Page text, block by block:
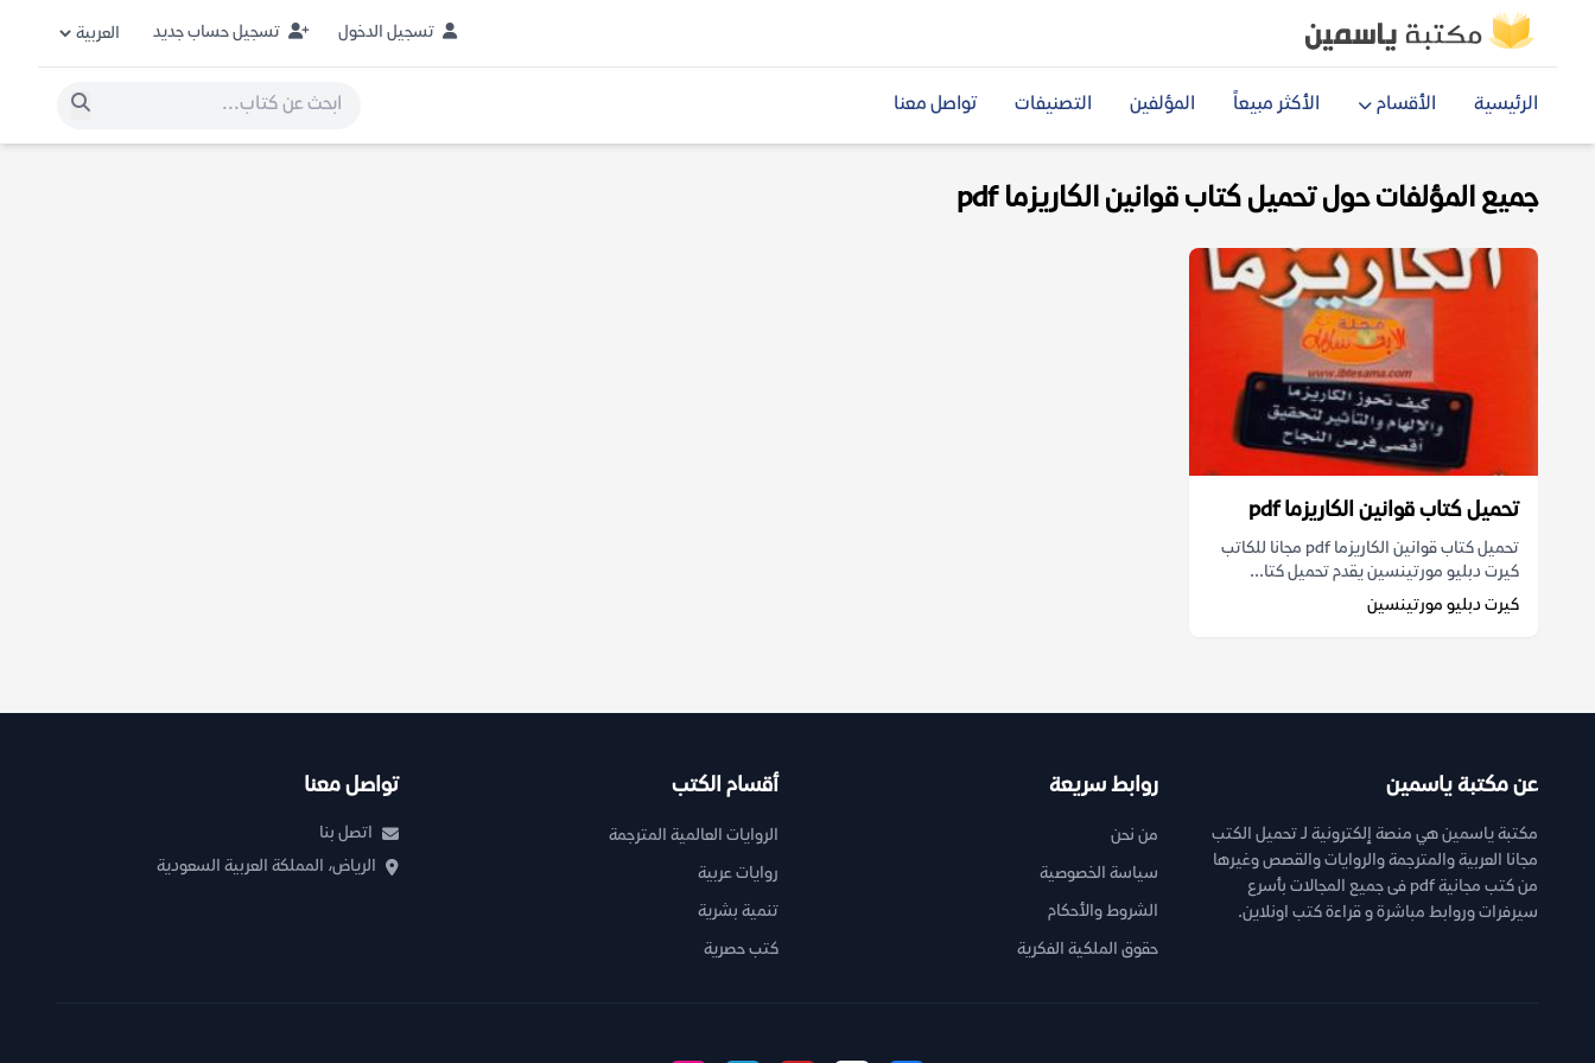
تسجيل الدخول تسجيل حساب جديد
الرئيسية الأقسام الأكثر مبيعاً المؤلفين التصنيفات تواصل معنا
جميع المؤلفات حول تحميل كتاب قوانين الكاريزما pdf
تحميل كتاب قوانين الكاريزما pdf
تحميل كتاب قوانين الكاريزما pdf مجانا للكاتب
كيرت دبليو مورتينسين يقدم تحميل كتا...
كيرت دبليو مورتينسين
عن مكتبة ياسمين
مكتبة ياسمين هي منصة إلكترونية لـ تحميل الكتب
مجانا العربية والمترجمة والروايات والقصص وغيرها
من كتب مجانية pdf فى جميع المجالات بأسرع
سيرفرات وروابط مباشرة و قراءة كتب اونلاين.
روابط سريعة
من نحن
سياسة الخصوصية
الشروط والأحكام
حقوق الملكية الفكرية
أقسام الكتب
الروايات العالمية المترجمة
روايات عربية
تنمية بشرية
كتب حصرية
تواصل معنا
اتصل بنا
الرياض، المملكة العربية السعودية